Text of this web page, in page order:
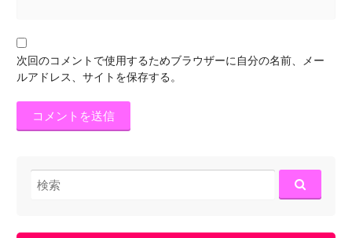
次回のコメントで使用するためブラウザーに自分の名前、メー
ルアドレス、サイトを保存する。
検
索: